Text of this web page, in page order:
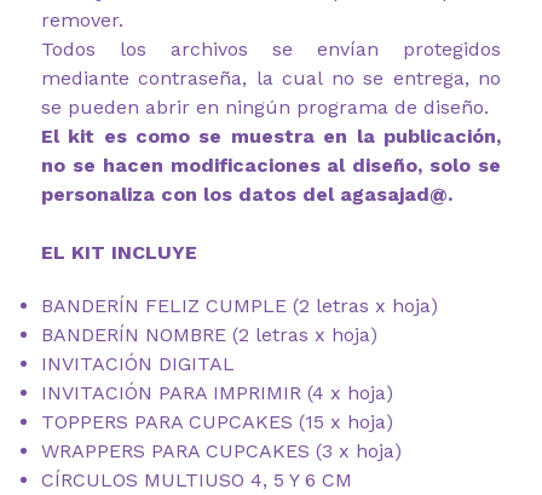
remover.
Todos los archivos se envían protegidos
mediante contraseña, la cual no se entrega, no
se pueden abrir en ningún programa de diseño.
El kit es como se muestra en la publicación,
no se hacen modificaciones al diseño, solo se
personaliza con los datos del agasajad@.
EL KIT INCLUYE
BANDERÍN FELIZ CUMPLE (2 letras x hoja)
BANDERÍN NOMBRE (2 letras x hoja)
INVITACIÓN DIGITAL
INVITACIÓN PARA IMPRIMIR (4 x hoja)
TOPPERS PARA CUPCAKES (15 x hoja)
WRAPPERS PARA CUPCAKES (3 x hoja)
CÍRCULOS MULTIUSO 4, 5 Y 6 CM